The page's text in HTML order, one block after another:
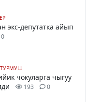
экс-депутатка айып
0
чокуларга чыгуу
193 0